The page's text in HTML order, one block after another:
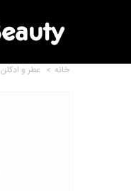
خانه > عطر و ادکلن